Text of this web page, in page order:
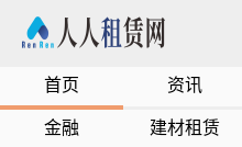
首页 资讯
金融 建材租赁